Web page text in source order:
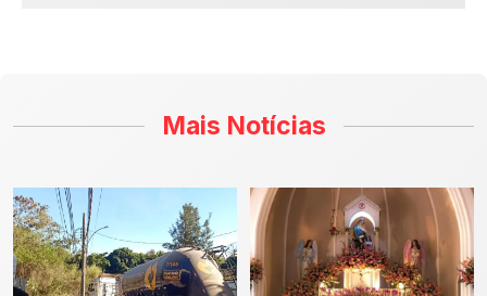
Mais Notícias